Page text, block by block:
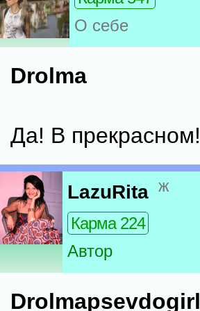
О себе
Drolma
Да! В прекрасном!
LazuRita ж
Карма 224
Автор
Drolmapsevdogirl